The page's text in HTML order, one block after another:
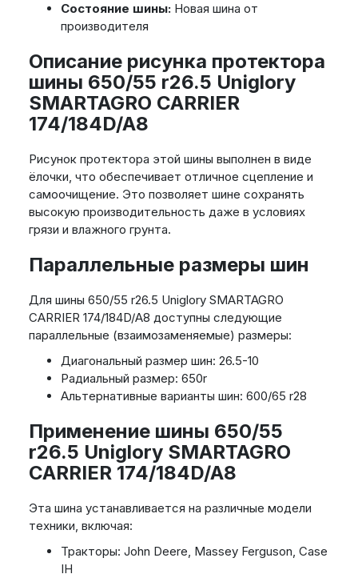
Состояние шины:Новая шина от
производителя
Описание рисунка протектора
шины 650/55 r26.5 Uniglory
SMARTAGRO CARRIER
174/184D/A8
Рисунок протектора этой шины выполнен в виде
ёлочки, что обеспечивает отличное сцепление и
самоочищение. Это позволяет шине сохранять
высокую производительность даже в условиях
грязи и влажного грунта.
Параллельные размеры шин
Для шины 650/55 r26.5 Uniglory SMARTAGRO
CARRIER 174/184D/A8 доступны следующие
параллельные (взаимозаменяемые) размеры:
Диагональный размер шин: 26.5-10
Радиальный размер: 650r
Альтернативные варианты шин: 600/65 r28
Применение шины 650/55
r26.5 Uniglory SMARTAGRO
CARRIER 174/184D/A8
Эта шина устанавливается на различные модели
техники, включая:
Тракторы: John Deere, Massey Ferguson, Case
IH